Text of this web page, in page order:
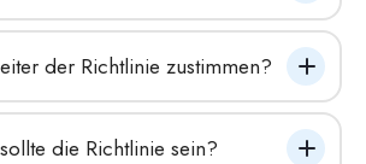
der Richtlinie zustimmen?
die Richtlinie sein?